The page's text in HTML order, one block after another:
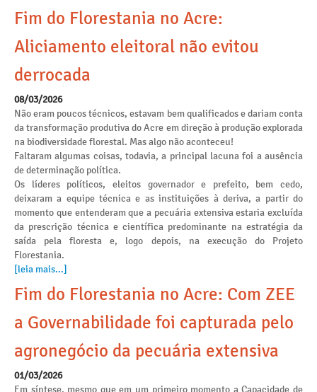
Fim do Florestania no Acre:
Aliciamento eleitoral não evitou
derrocada
08/03/2026
Não eram poucos técnicos, estavam bem qualificados e dariam conta
da transformação produtiva do Acre em direção à produção explorada
na biodiversidade florestal. Mas algo não aconteceu!
Faltaram algumas coisas, todavia, a principal lacuna foi a ausência
de determinação política.
Os líderes políticos, eleitos governador e prefeito, bem cedo,
deixaram a equipe técnica e as instituições à deriva, a partir do
momento que entenderam que a pecuária extensiva estaria excluída
da prescrição técnica e científica predominante na estratégia da
saída pela floresta e, logo depois, na execução do Projeto
Florestania.
[leia mais...]
Fim do Florestania no Acre: Com ZEE
a Governabilidade foi capturada pelo
agronegócio da pecuária extensiva
01/03/2026
Em síntese, mesmo que em um primeiro momento a Capacidade de